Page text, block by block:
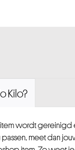
Kilo?
wordt gereinigd
meet dan